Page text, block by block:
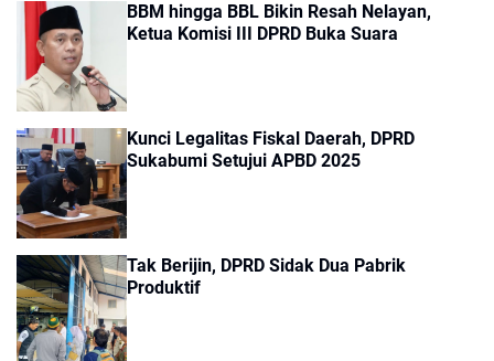
BBM hingga BBL Bikin Resah Nelayan,
Ketua Komisi III DPRD Buka Suara
Kunci Legalitas Fiskal Daerah, DPRD
Sukabumi Setujui APBD 2025
Tak Berijin, DPRD Sidak Dua Pabrik
Produktif